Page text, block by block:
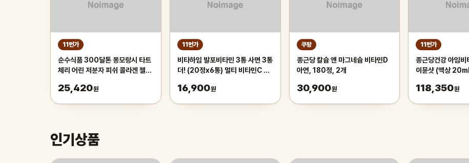
11번가
순수식품 300달톤 몽모랑시 타트
체리 어린 저분자 피쉬 콜라겐 젤리
타치온
25,420원
11번가
비타하임 발포비타민 3통 사면 3통
더! (20정x6통) 멀티 비타민C 영
16,900원
쿠팡
종근당 칼슘 앤 마그네슘 비타민D
아연, 180정, 2개
30,900원
11번가
종근당건강 아임비
이뮨샷 (액상
개입 X 2박스 I
118,350원
인기상품